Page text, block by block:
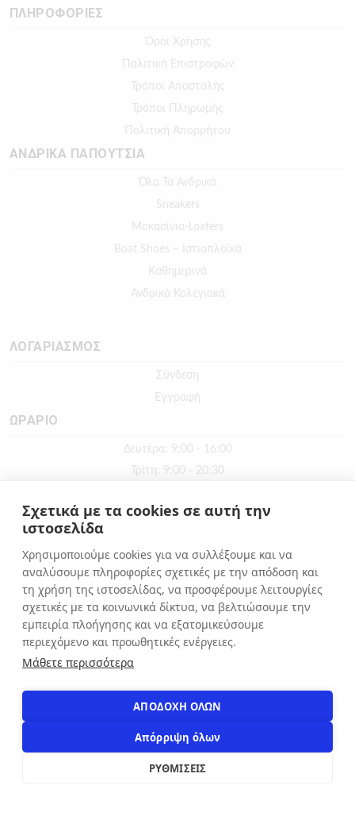
ΠΛΗΡΟΦΟΡΙΕΣ
Όροι Χρήσης
Πολιτική Επιστροφών
Τρόποι Αποστολής
Τρόποι Πληρωμής
Πολιτική Απορρήτου
ΑΝΔΡΙΚΑ ΠΑΠΟΥΤΣΙΑ
Όλα Τα Ανδρικά
Sneakers
Μοκασίνια-Loafers
Boat Shoes – Ιστιοπλοϊκά
Καθημερινά
Ανδρικά Κολεγιακά
ΛΟΓΑΡΙΑΣΜΟΣ
Σύνδεση
Εγγραφή
ΩΡΑΡΙΟ
Δευτέρα: 9:00 - 16:00
Τρίτη: 9:00 - 20:30
Πέμπτη: 9:00 - 20:30
Σάββατο: 9:00 - 16:00
Κυριακή: ΚΛΕΙΣΤΑ
ΕΠΙΚΟΙΝΩΝΙΑ
Σχετικά με τα cookies σε αυτή την
ιστοσελίδα
Χρησιμοποιούμε cookies για να συλλέξουμε και να
αναλύσουμε πληροφορίες σχετικές με την απόδοση και
τη χρήση της ιστοσελίδας, να προσφέρουμε λειτουργίες
σχετικές με τα κοινωνικά δίκτυα, να βελτιώσουμε την
εμπειρία πλοήγησης και να εξατομικεύσουμε
περιεχόμενο και προωθητικές ενέργειες.
Μάθετε περισσότερα
ΑΠΟΔΟΧΗ ΟΛΩΝ
Απόρριψη όλων
ΡΥΘΜΙΣΕΙΣ